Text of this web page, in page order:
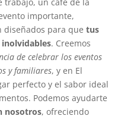
un café de la
importante,
diseñados para que tus
inolvidables. Creemos
de celebrar los eventos
y familiares, y en El
perfecto y el sabor ideal
Podemos ayudarte
nosotros, ofreciendo